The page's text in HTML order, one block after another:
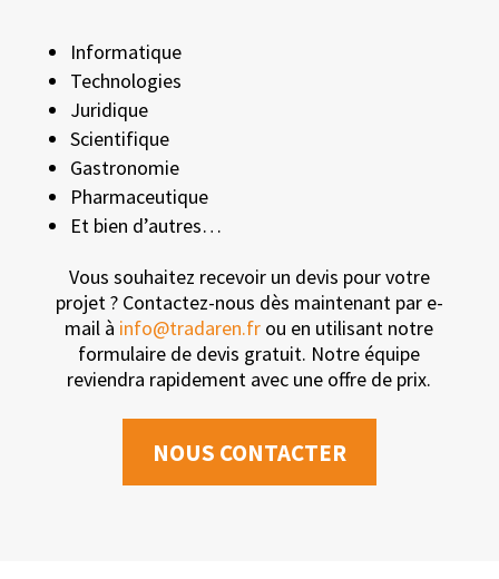
Informatique
Technologies
Juridique
Scientifique
Gastronomie
Pharmaceutique
Et bien d’autres…
Vous souhaitez recevoir un devis pour votre
projet ? Contactez-nous dès maintenant par e-
mail à info@tradaren.fr ou en utilisant notre
formulaire de devis gratuit. Notre équipe
reviendra rapidement avec une offre de prix.
NOUS CONTACTER